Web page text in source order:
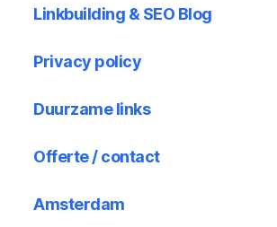
Linkbuilding & SEO Blog
Privacy policy
Duurzame links
Offerte / contact
Amsterdam